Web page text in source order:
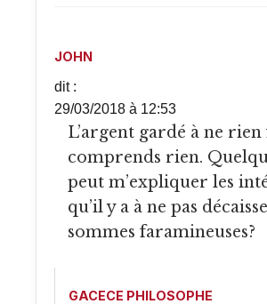
JOHN
dit :
29/03/2018 à 12:53
L’argent gardé à ne rien faire. Je
comprends rien.
peut m’expliquer les
qu’il y a à ne pas
sommes faramineuses?
GACECE PHILOSOPHE